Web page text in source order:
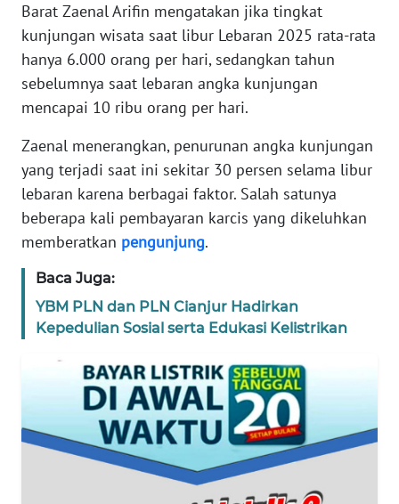
Barat Zaenal Arifin mengatakan jika tingkat
kunjungan wisata saat libur Lebaran 2025 rata-rata
hanya 6.000 orang per hari, sedangkan tahun
sebelumnya saat lebaran angka kunjungan
mencapai 10 ribu orang per hari.
Zaenal menerangkan, penurunan angka kunjungan
yang terjadi saat ini sekitar 30 persen selama libur
lebaran karena berbagai faktor. Salah satunya
beberapa kali pembayaran karcis yang dikeluhkan
memberatkan pengunjung.
Baca Juga:
YBM PLN dan PLN Cianjur Hadirkan
Kepedulian Sosial serta Edukasi Kelistrikan
DISCLAIMER
Wahana
News
WN
JAKARTA
WN
WN
BANTEN